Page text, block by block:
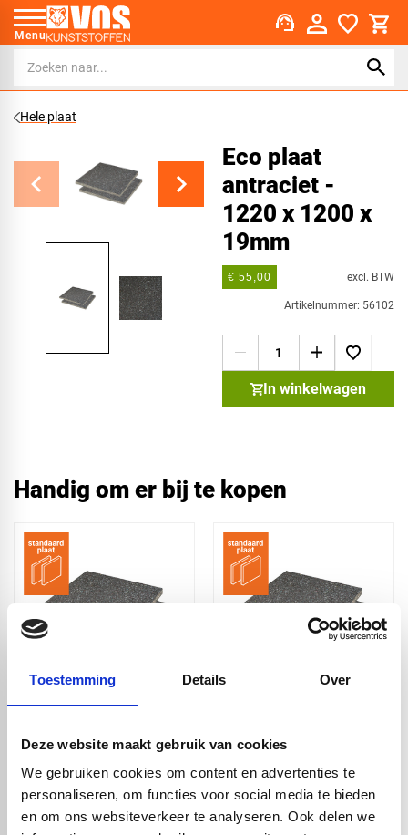
Toestemming Details Over
Deze website maakt gebruik van cookies
We gebruiken cookies om content en advertenties te
personaliseren, om functies voor social media te bieden
en om ons websiteverkeer te analyseren. Ook delen we
Menu support_agent
Hele plaat
Eco plaat
antraciet -
1220 x 1200 x
19mm
€ 55,00 excl. BTW
Artikelnummer: 56102
In winkelwagen
Handig om er bij te kopen
Eco plaat antraciet -
€ 110,00
Eco plaat antraciet -
€ 55,00